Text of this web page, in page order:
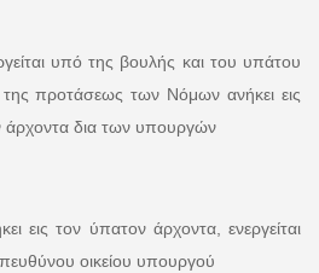
υπό της βουλής και του υπάτου
προτάσεως των Νόμων ανήκει εις
άρχοντα δια των υπουργών
εις τον ύπατον άρχοντα, ενεργείται
οικείου υπουργού